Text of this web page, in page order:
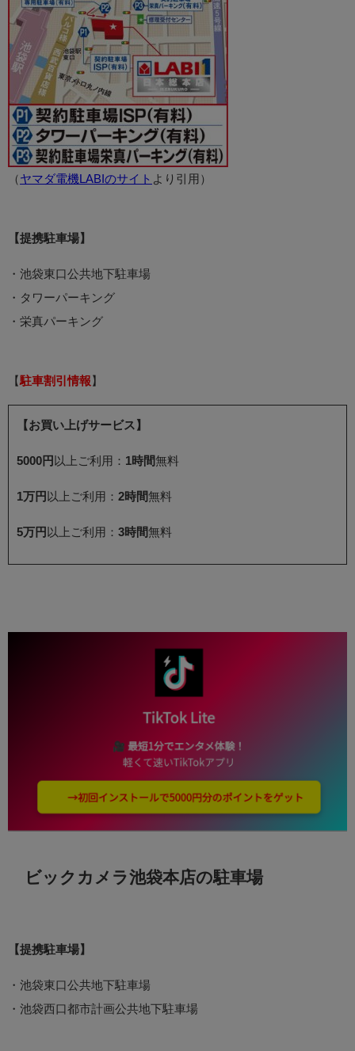
（ ヤマダ電機LABIのサイト より引用）
【提携駐車場】
・池袋東口公共地下駐車場
・タワーパーキング
・栄真パーキング
【 駐車割引情報 】
【お買い上げサービス】
5000円 以上ご利用： 1時間無料
1万円 以上ご利用： 2時間無料
5万円 以上ご利用： 3時間無料
ビックカメラ池袋本店の駐車場
【提携駐車場】
・池袋東口公共地下駐車場
・池袋西口都市計画公共地下駐車場